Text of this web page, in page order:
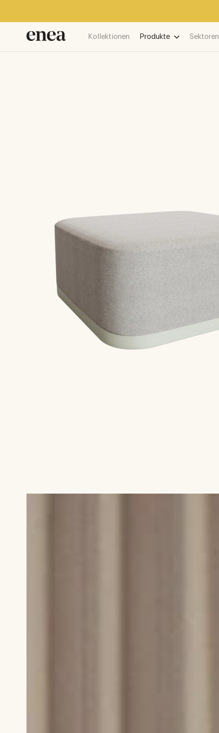
Kollektionen Produkte Sektoren